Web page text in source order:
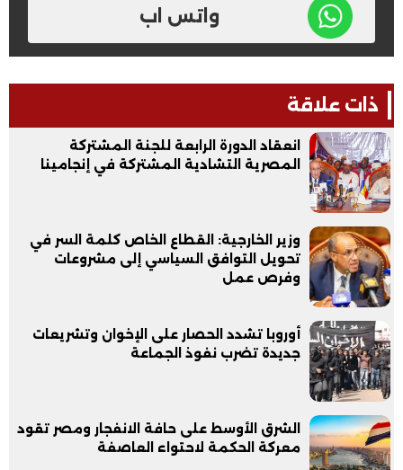
واتس اب
ذات علاقة
انعقاد الدورة الرابعة للجنة المشتركة
المصرية التشادية المشتركة في إنجامينا
وزير الخارجية: القطاع الخاص كلمة السر في
تحويل التوافق السياسي إلى مشروعات
وفرص عمل
أوروبا تشدد الحصار على الإخوان وتشريعات
جديدة تضرب نفوذ الجماعة
الشرق الأوسط على حافة الانفجار ومصر تقود
معركة الحكمة لاحتواء العاصفة